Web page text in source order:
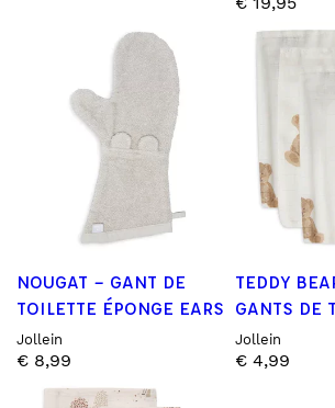
NOUGAT – GANT DE
TOILETTE ÉPONGE EARS
Jollein
€ 8,99
TEDDY
GANTS DE
Jollein
€ 4,99